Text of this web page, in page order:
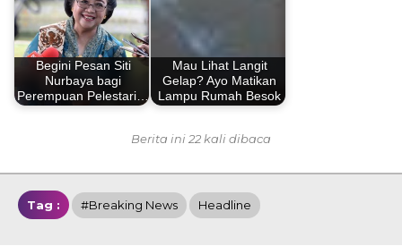
Begini Pesan Siti
Nurbaya bagi
Perempuan Pelestari…
Mau Lihat Langit
Gelap? Ayo Matikan
Lampu Rumah Besok
Berita ini 22 kali dibaca
Tag : #breaking News Headline